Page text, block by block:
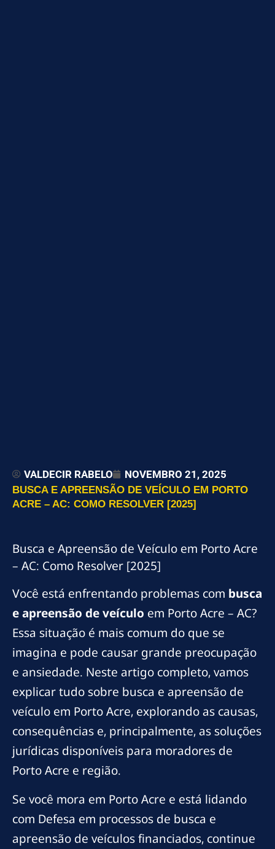
VALDECIR RABELO NOVEMBRO 21, 2025
BUSCA E APREENSÃO DE VEÍCULO EM PORTO
ACRE – AC: COMO RESOLVER [2025]
Busca e Apreensão de Veículo em Porto Acre
– AC: Como Resolver [2025]
Você está enfrentando problemas com busca
e apreensão de veículo em Porto Acre – AC?
Essa situação é mais comum do que se
imagina e pode causar grande preocupação
e ansiedade. Neste artigo completo, vamos
explicar tudo sobre busca e apreensão de
veículo em Porto Acre, explorando as causas,
consequências e, principalmente, as soluções
jurídicas disponíveis para moradores de
Porto Acre e região.
Se você mora em Porto Acre e está lidando
com Defesa em processos de busca e
apreensão de veículos financiados, continue